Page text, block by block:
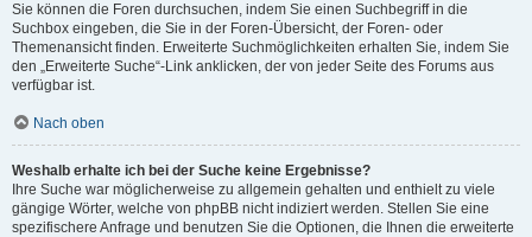
Sie können die Foren durchsuchen, indem Sie einen Suchbegriff in die
Suchbox eingeben, die Sie in der Foren-Übersicht, der Foren- oder
Themenansicht finden. Erweiterte Suchmöglichkeiten erhalten Sie, indem Sie
den „Erweiterte Suche“-Link anklicken, der von jeder Seite des Forums aus
verfügbar ist.
Nach oben
Weshalb erhalte ich bei der Suche keine Ergebnisse?
Ihre Suche war möglicherweise zu allgemein gehalten und enthielt zu viele
gängige Wörter, welche von phpBB nicht indiziert werden. Stellen Sie eine
spezifischere Anfrage und benutzen Sie die Optionen, die Ihnen die erweiterte